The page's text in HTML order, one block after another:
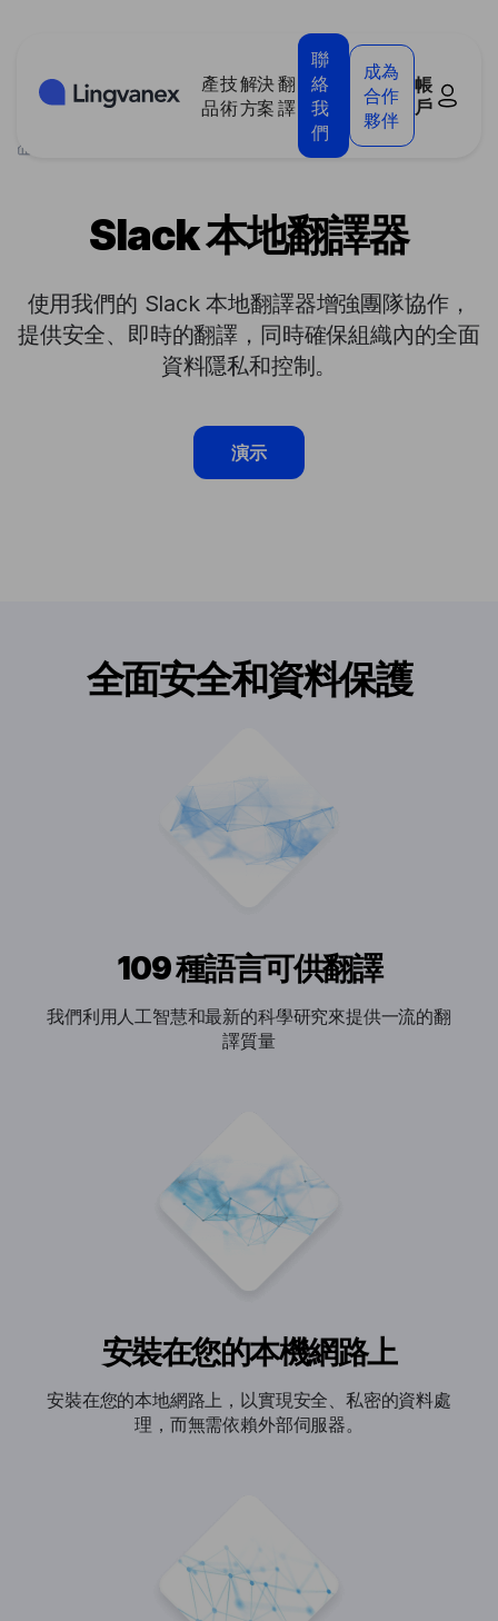
產
品
技
術
解決
方案
翻
譯
聯
絡
我
們
成為
合作
夥伴
帳
戶
Slack 本地翻譯器
使用我們的 Slack 本地翻譯器增強團隊協作，
提供安全、即時的翻譯，同時確保組織內的全面
資料隱私和控制。
演示
全面安全和資料保護
109 種語言可供翻譯
我們利用人工智慧和最新的科學研究來提供一流的翻
譯質量
安裝在您的本機網路上
安裝在您的本地網路上，以實現安全、私密的資料處
理，而無需依賴外部伺服器。